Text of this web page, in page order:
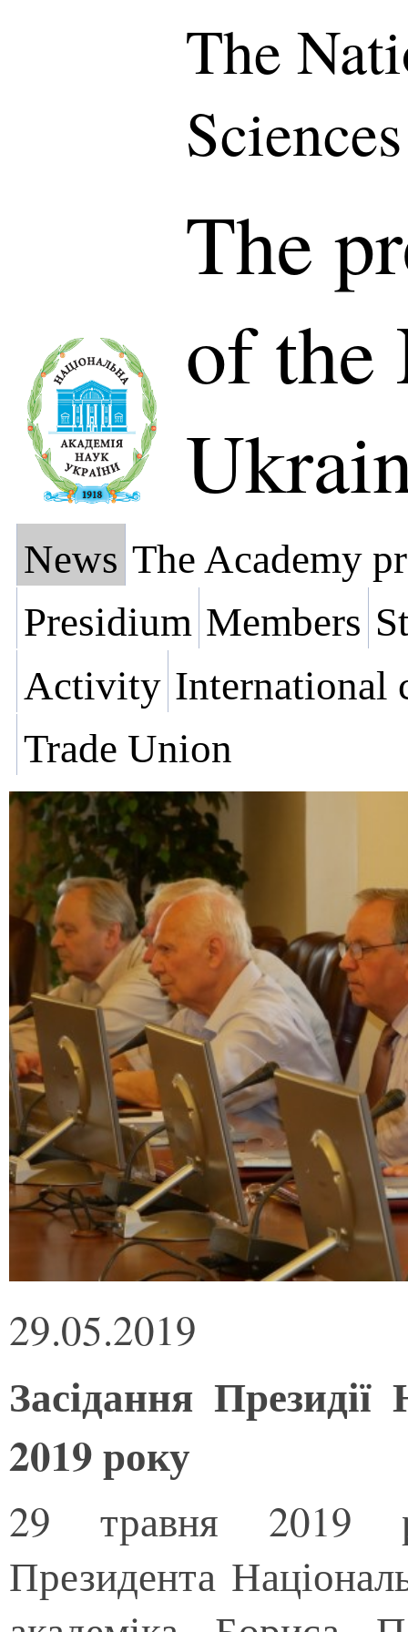
The
The
of the
News The Academy
Presidium Members
Activity International
Trade Union
29.05.2019
Засідання
2019 року
29 травня 2019
Президента